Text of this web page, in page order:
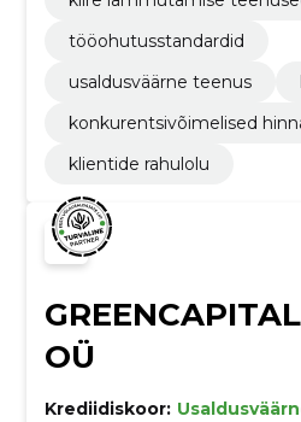
tööohutusstandardid
usaldusväärne teenus
konkurentsivõimelised
klientide rahulolu
GREENCAPITAL
OÜ
Krediidiskoor: